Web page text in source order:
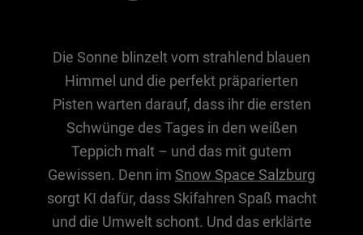
Sehenswürdig
Kunst & Kultur
Brauchtum
Die Sonne blinzelt vom strahlend blauen
Himmel und die perfekt präparierten
Pisten warten darauf, dass ihr die ersten
Schwünge des Tages in den weißen
Teppich malt – und das mit gutem
Gewissen. Denn im Snow Space Salzburg
sorgt KI dafür, dass Skifahren Spaß macht
und die Umwelt schont. Und das erklärte